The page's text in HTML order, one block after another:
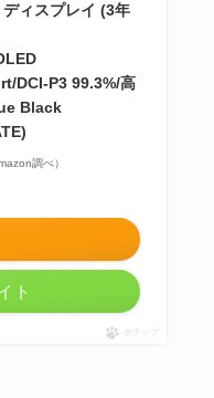
ィスプレイ (3年
DCI-P3 99.3%/高
Black
調べ）
ト
ポチップ